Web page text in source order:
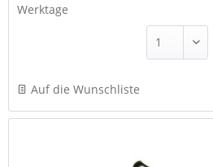
Werktage
Auf die Wunschliste